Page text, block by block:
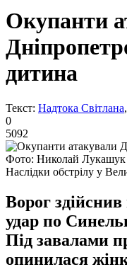
Окупанти
дитина
Текст: Надтока Світлана
0
5092
Фото: Николай Лукашук
Наслідки обстрілу у
Ворог
удар по
Під завалами
опинилася